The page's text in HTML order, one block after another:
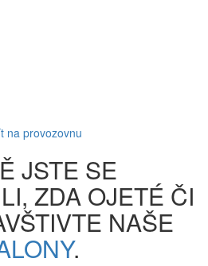
na provozovnu
JSTE SE
ZDA OJETÉ ČI
NAŠE
.